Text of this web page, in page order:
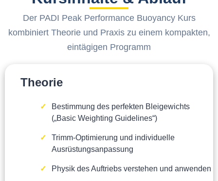
Der PADI Peak Performance Buoyancy Kurs
kombiniert Theorie und Praxis zu einem kompakten,
eintägigen Programm
Theorie
Bestimmung des perfekten Bleigewichts
(„Basic Weighting Guidelines“)
Trimm-Optimierung und individuelle
Ausrüstungsanpassung
Physik des Auftriebs verstehen und anwenden